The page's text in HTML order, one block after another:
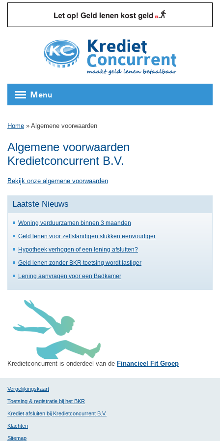
Menu
Home » Algemene voorwaarden
Algemene voorwaarden
Kredietconcurrent B.V.
Bekijk onze algemene voorwaarden
Laatste Nieuws
Woning verduurzamen binnen 3 maanden
Geld lenen voor zelfstandigen stukken eenvoudiger
Hypotheek verhogen of een lening afsluiten?
Geld lenen zonder BKR toetsing wordt lastiger
Lening aanvragen voor een Badkamer
Kredietconcurrent is onderdeel van de Financieel Fit Groep
Vergelijkingskaart
Toetsing & registratie bij het BKR
Krediet afsluiten bij Kredietconcurrent B.V.
Klachten
Sitemap